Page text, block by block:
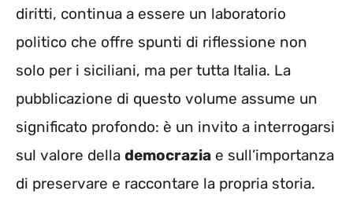
diritti, continua a essere un laboratorio
politico che offre spunti di riflessione non
solo per i siciliani, ma per tutta Italia. La
pubblicazione di questo volume assume un
significato profondo: è un invito a interrogarsi
sul valore della democrazia e sull’importanza
di preservare e raccontare la propria storia.